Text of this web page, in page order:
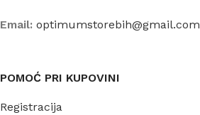
Email: optimumstorebih@gmail.com
POMOĆ PRI KUPOVINI
Registracija